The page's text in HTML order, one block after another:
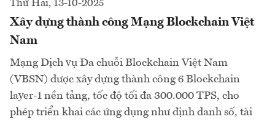
Thứ Hai, 13-10-2025
Xây dựng thành công Mạng Blockchain Việt
Nam
Mạng Dịch vụ Đa chuỗi Blockchain Việt Nam
(VBSN) được xây dựng thành công 6 Blockchain
layer-1 nền tảng, tốc độ tối đa 300.000 TPS, cho
phép triển khai các ứng dụng như định danh số, tài